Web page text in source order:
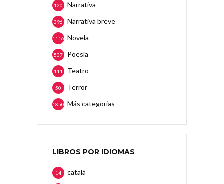
Narrativa
120
Narrativa breve
396
Novela
1116
Poesía
537
Teatro
111
Terror
50
Más categorias
1850
LIBROS POR IDIOMAS
català
14